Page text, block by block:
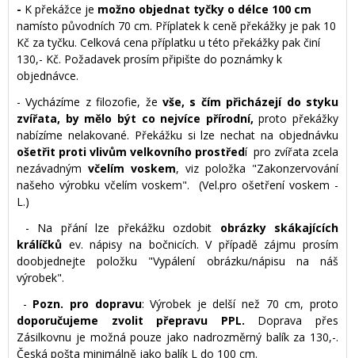
- K překážce je možno objednat tyčky o délce 100 cm
namísto původních 70 cm. Příplatek k ceně překážky je pak 10
Kč za tyčku. Celková cena příplatku u této překážky pak činí
130,- Kč. Požadavek prosím připište do poznámky k
objednávce.
- Vycházíme z filozofie, že vše, s čím přicházejí do styku
zvířata, by mělo být co nejvíce přírodní, proto překážky
nabízíme nelakované. Překážku si lze nechat na objednávku
ošetřit proti vlivům velkovního prostředí pro zvířata zcela
nezávadným včelím voskem, viz položka "Zakonzervování
našeho výrobku včelím voskem". (Vel.pro ošetření voskem -
L.)
- Na přání lze překážku ozdobit obrázky skákajících
králíčků ev. nápisy na bočnicích. V případě zájmu prosím
doobjednejte položku "Vypálení obrázku/nápisu na náš
výrobek".
- Pozn. pro dopravu: Výrobek je delší než 70 cm, proto
doporučujeme zvolit přepravu PPL. Doprava přes
Zásilkovnu je možná pouze jako nadrozměrný balík za 130,-.
Česká pošta minimálně jako balík L do 100 cm.